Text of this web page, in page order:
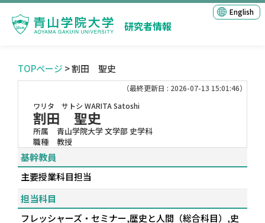
研究者情報
English
TOPページ > 割田 聖史
（最終更新日 : 2026-07-13 15:01:46）
ワリタ サトシ WARITA Satoshi
割田 聖史
所属
青山学院大学 文学部 史学科
職種
教授
基幹教員
主要授業科目担当
担当科目
フレッシャーズ・セミナー,歴史と人間（総合科目）,史